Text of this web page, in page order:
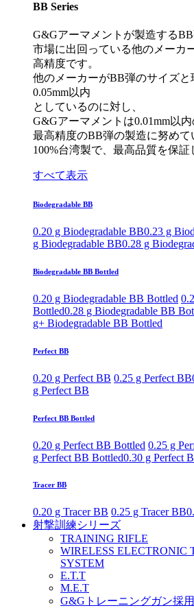
BB Series
G&Gアーマメントが製造するBB
市場に出回っている他のメーカ
高精度です。
他のメーカーがBB弾のサイズと
0.05mm以内
としているのに対し、
G&Gアーマメントは0.01mm以
最高精度のBB弾の製造に努めて
100%台湾製で、最高品質を保証
すべて表示
Biodegradable BB
0.20 g Biodegradable BB0.23 g
g Biodegradable BB0.28 g
Biodegradable BB Bottled
0.20 g Biodegradable BB Bottled
Bottled0.28 g Biodegradable BB
g+ Biodegradable BB Bottled
Perfect BB
0.20 g Perfect BB 0.25 g Perfect BB
g Perfect BB
Perfect BB Bottled
0.20 g Perfect BB Bottled 0.25 g
g Perfect BB Bottled0.30 g Perfect
Tracer BB
0.20 g Tracer BB 0.25 g Tracer BB
射撃訓練シリーズ
TRAINING RIFLE
WIRELESS ELECTRONIC
SYSTEM
E.T.T
M.E.T
G&Gトレーニングガン採